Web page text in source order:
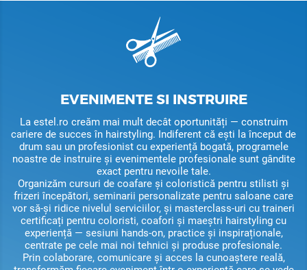
EVENIMENTE SI INSTRUIRE
La estel.ro creăm mai mult decât oportunități — construim
cariere de succes în hairstyling. Indiferent că ești la început de
drum sau un profesionist cu experiență bogată, programele
noastre de instruire și evenimentele profesionale sunt gândite
exact pentru nevoile tale.
Organizăm cursuri de coafare și coloristică pentru stilisti și
frizeri începători, seminarii personalizate pentru saloane care
vor să-și ridice nivelul serviciilor, și masterclass-uri cu traineri
certificați pentru coloristi, coafori și maeștri hairstyling cu
experiență — sesiuni hands-on, practice și inspiraționale,
centrate pe cele mai noi tehnici și produse profesionale.
Prin colaborare, comunicare și acces la cunoaștere reală,